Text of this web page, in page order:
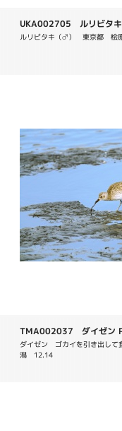
UKA002705 ルリビタ
ルリビタキ（♂）　東京都　
TMA002037 ダイゼン
ダイゼン　ゴカイを引き出し
潟　12.14